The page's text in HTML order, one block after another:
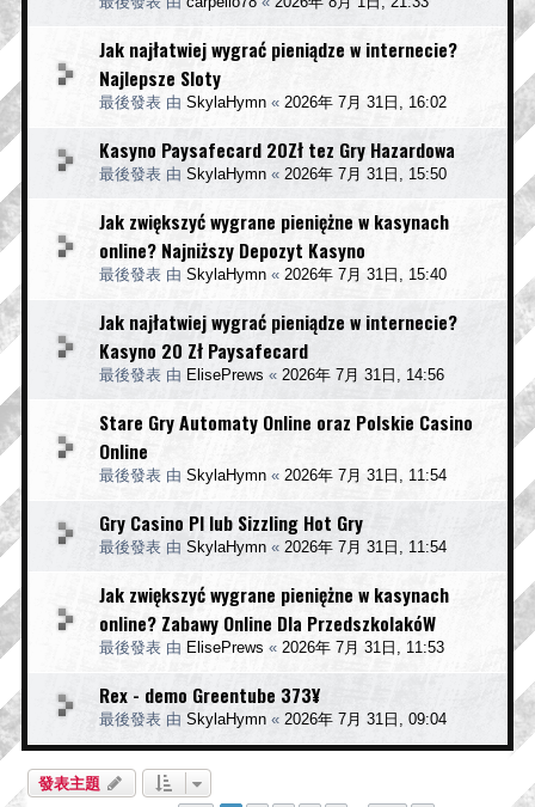
Jak najłatwiej wygrać pieniądze w internecie?
Najlepsze Sloty
最後發表 由 SkylaHymn « 2026年 7月 31日, 16:02
Kasyno Paysafecard 20Zł tez Gry Hazardowa
最後發表 由 SkylaHymn « 2026年 7月 31日, 15:50
Jak zwiększyć wygrane pieniężne w kasynach
online? Najniższy Depozyt Kasyno
最後發表 由 SkylaHymn « 2026年 7月 31日, 15:40
Jak najłatwiej wygrać pieniądze w internecie?
Kasyno 20 Zł Paysafecard
最後發表 由 ElisePrews « 2026年 7月 31日, 14:56
Stare Gry Automaty Online oraz Polskie Casino
Online
最後發表 由 SkylaHymn « 2026年 7月 31日, 11:54
Gry Casino Pl lub Sizzling Hot Gry
最後發表 由 SkylaHymn « 2026年 7月 31日, 11:54
Jak zwiększyć wygrane pieniężne w kasynach
online? Zabawy Online Dla PrzedszkolakóW
最後發表 由 ElisePrews « 2026年 7月 31日, 11:53
Rex - demo Greentube 373¥
最後發表 由 SkylaHymn « 2026年 7月 31日, 09:04
發表主題